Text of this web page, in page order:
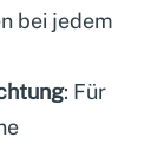
bei jedem
: Für